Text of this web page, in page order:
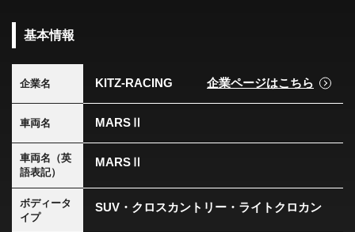
基本情報
企業名 KITZ-RACING 企業ページはこちら
車両名 MARSⅡ
車両名（英
語表記）
MARSⅡ
ボディータ
イプ
SUV・クロスカントリー・ライトクロカン